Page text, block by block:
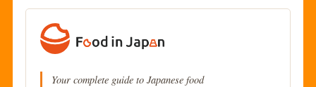
Your complete guide to Japanese food